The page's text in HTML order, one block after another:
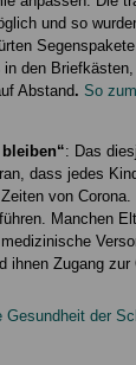
und so
den
Abstand. So
: Das
dass jedes
von
Manchen
ihnen Zugang
der